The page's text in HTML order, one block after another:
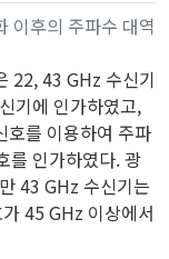
이후의 주파수 대역
22, 43 GHz 수신기
기에 인가하였고,
를 이용하여 주파
를 인가하였다. 광
43 GHz 수신기는
45 GHz 이상에서